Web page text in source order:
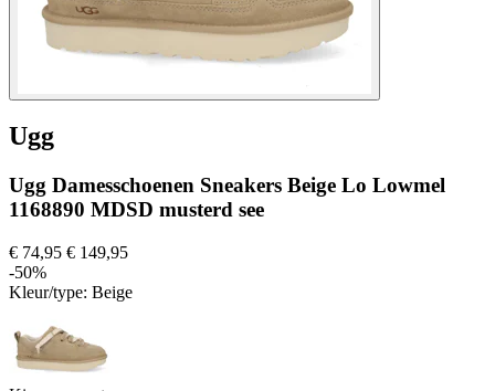
Ugg
Ugg Damesschoenen Sneakers Beige Lo Lowmel
1168890 MDSD musterd see
€ 74,95 € 149,95
-50%
Kleur/type: Beige